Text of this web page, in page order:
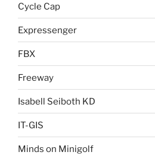
Cycle Cap
Expressenger
FBX
Freeway
Isabell Seiboth KD
IT-GIS
Minds on Minigolf